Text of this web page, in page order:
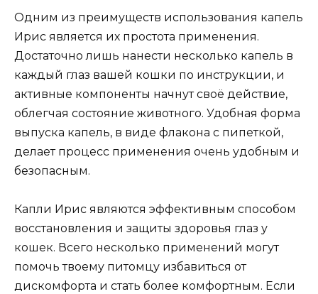
Одним из преимуществ использования капель
Ирис является их простота применения.
Достаточно лишь нанести несколько капель в
каждый глаз вашей кошки по инструкции, и
активные компоненты начнут своё действие,
облегчая состояние животного. Удобная форма
выпуска капель, в виде флакона с пипеткой,
делает процесс применения очень удобным и
безопасным.
Капли Ирис являются эффективным способом
восстановления и защиты здоровья глаз у
кошек. Всего несколько применений могут
помочь твоему питомцу избавиться от
дискомфорта и стать более комфортным. Если